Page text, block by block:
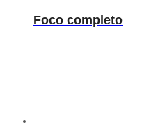
Foco completo